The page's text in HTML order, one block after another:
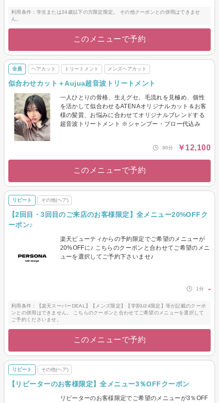
利用条件：学生または24歳以下の方限定限定。 その他クーポンとの併用はできませ
ん。
このメニューで予約
全員 ヘアカット トリートメント メンズヘアカット
似合わせカット＋Aujua超音波トリートメント
一人ひとりの骨格、生えグセ、毛流れを見極め、個性
を活かして似合わせるATENAオリジナルカット＆お客
様の髪質、お悩みに合わせてオリジナルブレンドする
超音波トリートメント ※シャンプー・ブロー代込み
90分 ￥12,100
このメニューで予約
リピート その他(ヘア)
【2回目・3回目のご来店のお客様限定】全メニュー20%OFFク
ーポン♪
楽天ビューティからの予約限定でご希望のメニューが
20%OFFに♪ こちらのクーポンと合わせてご希望のメニ
ューを選択してご予約下さいませ♪
1分 -
利用条件：【楽天スーパーDEAL】【メンズ限定】【学割U24限定】等が記載のクーポ
ンとの併用はできません。 こちらのクーポンと合わせてご希望のメニューを選択して
ご予約くださいませ。
このメニューで予約
リピート その他(ヘア)
【リピーターのお客様限定】全メニュー3％OFFクーポン
リピーターのお客様限定でご希望のメニューが3％OFF